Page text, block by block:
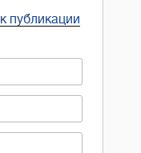
публикации